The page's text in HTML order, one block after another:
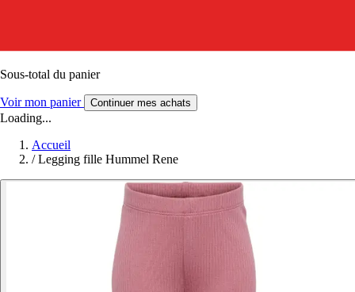
Sous-total du panier
Voir mon panier Continuer mes achats
Loading...
Accueil
/ Legging fille Hummel Rene